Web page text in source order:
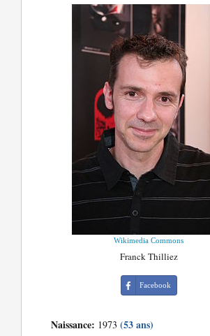
Wikimedia Commons
Franck Thilliez
Facebook
Naissance: 1973(53 ans)